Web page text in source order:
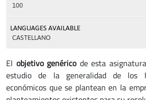
100
LANGUAGES AVAILABLE
CASTELLANO
El objetivo genéricode esta
estudio de la generalidad de los
económicos que se plantean en la